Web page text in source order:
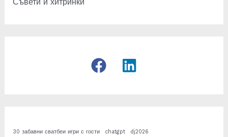
30 забавни сватбеи игри с гости chatgpt dj2026